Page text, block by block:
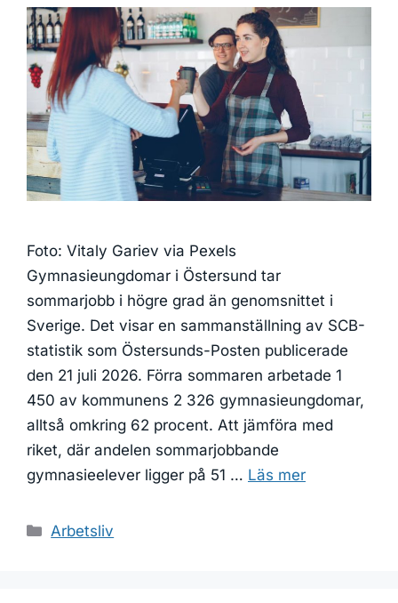
Foto: Vitaly Gariev via Pexels
Gymnasieungdomar i Östersund tar
sommarjobb i högre grad än genomsnittet i
Sverige. Det visar en sammanställning av SCB-
statistik som Östersunds-Posten publicerade
den 21 juli 2026. Förra sommaren arbetade 1
450 av kommunens 2 326 gymnasieungdomar,
alltså omkring 62 procent. Att jämföra med
riket, där andelen sommarjobbande
gymnasieelever ligger på 51 … Läs mer
Kategorier
Arbetsliv